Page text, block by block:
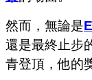
然而，無論是
還是最終止步
青登頂，他的